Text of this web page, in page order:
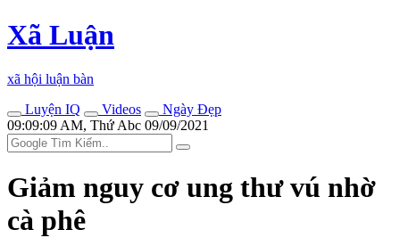
Xã Luận
xã hội luận bàn
Luyện IQ
Videos
Ngày Đẹp
09:09:09 AM, Thứ Abc 09/09/2021
Giảm nguy cơ ung thư v‌ú nhờ
cà phê